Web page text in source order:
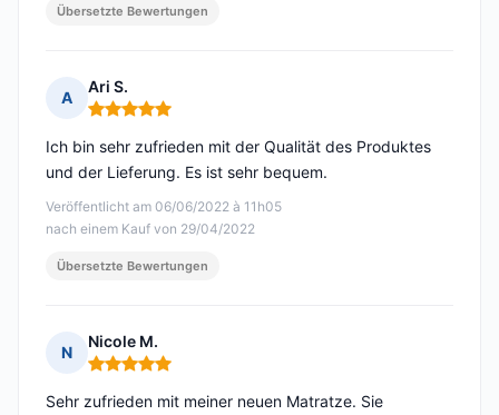
Übersetzte Bewertungen
A
Ari S.
Hinweis: 5 von 5
Veröffentlicht am 06/06/2022 à 11h05
nach einem Kauf von 29/04/2022
Ich bin sehr zufrieden mit der Qualität des Produktes
und der Lieferung. Es ist sehr bequem.
Übersetzte Bewertungen
N
Nicole M.
Hinweis: 5 von 5
Sehr zufrieden mit meiner neuen Matratze. Sie